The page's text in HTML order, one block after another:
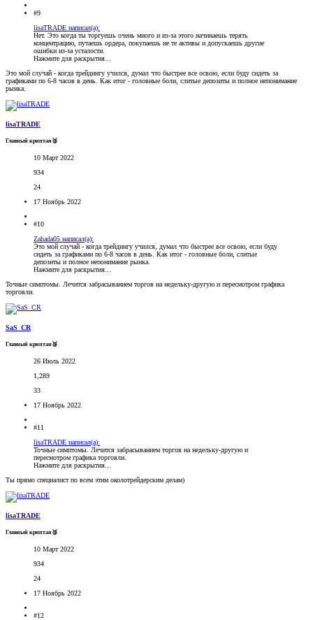
#9
lisaTRADE написал(а):
Нет. Это когда ты торгуешь очень много и из-за этого начинаешь терять
концентрацию, путаешь ордера, покупаешь не те активы и допускаешь другие
ошибки из-за усталости.
Нажмите для раскрытия...
Это мой случай - когда трейдингу учился, думал что быстрее все освою, если буду сидеть за
графиками по 6-8 часов в день. Как итог - головные боли, слитые депозиты и полное непонимание
рынка.
lisaTRADE
Главный криптан🥈
10 Март 2022
934
24
17 Ноябрь 2022
#10
Zahada05 написал(а):
Это мой случай - когда трейдингу учился, думал что быстрее все освою, если буду
сидеть за графиками по 6-8 часов в день. Как итог - головные боли, слитые
депозиты и полное непонимание рынка.
Нажмите для раскрытия...
Точные симптомы. Лечится забрасыванием торгов на недельку-другую и пересмотром графика
торговли.
SaS_CR
Главный криптан🥈
26 Июль 2022
1,289
33
17 Ноябрь 2022
#11
lisaTRADE написал(а):
Точные симптомы. Лечится забрасыванием торгов на недельку-другую и
пересмотром графика торговли.
Нажмите для раскрытия...
Ты прямо специалист по всем этим околотрейдерским делам)
lisaTRADE
Главный криптан🥈
10 Март 2022
934
24
17 Ноябрь 2022
#12